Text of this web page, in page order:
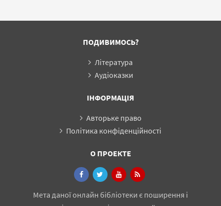
ПОДИВИМОСЬ?
Література
Аудіоказки
ІНФОРМАЦІЯ
Авторьке право
Політика конфіденційності
О ПРОЕКТЕ
Мета даної онлайн бібліотеки є поширення і